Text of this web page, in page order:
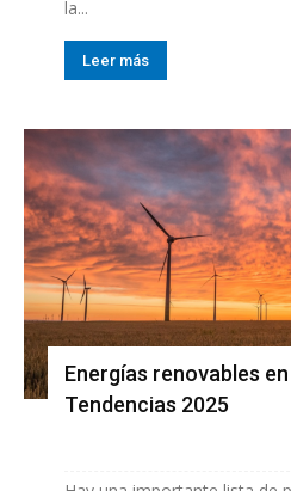
la...
Leer más
Energías renovables en
Tendencias 2025